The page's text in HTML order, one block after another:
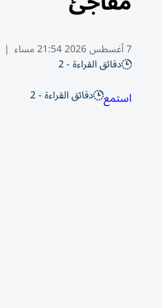
7 أغسطس 2026 21:54 مساء |
دقائق القراءة - 2
استمع دقائق القراءة - 2